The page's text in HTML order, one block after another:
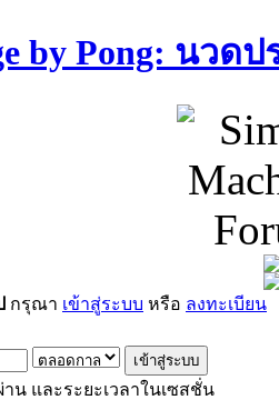
by Pong: นวด
กรุณา เข้าสู่ระบบ หรือ ลงทะเบียน
น และระยะเวลาในเซสชั่น